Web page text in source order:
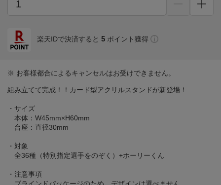
楽天IDで決済すると 5 ポイント獲得
※ お客様都合によるキャンセルはお受けできません。
組み立てて完成！！カード型アクリルスタンドが新登場！
・サイズ
本体：W45mm×H60mm
台座：直径30mm
・対象
全36種（特別指定選手をのぞく）+ホーリーくん
・注意事項